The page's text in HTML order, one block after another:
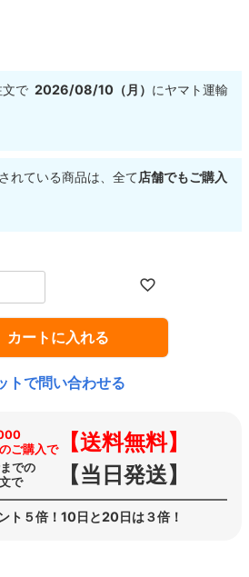
文で 2026/08/10（月） にヤマト運輸
れている商品は、全て店舗でもご購入
カートに入れる
トで問い合わせる
ご購入で【送料無料】
での
で
【当日発送】
ト５倍！10日と20日は３倍！